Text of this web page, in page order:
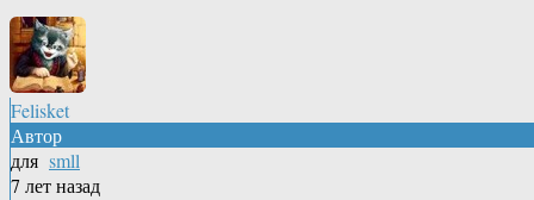
Felisket
Автор
для smll
7 лет назад